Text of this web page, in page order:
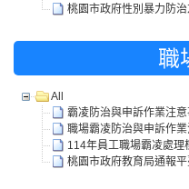
桃園市政府性別暴力防
職
All
霸凌防治與申訴作業注
職場霸凌防治與申訴作
114年員工職場霸凌處理
桃園市政府教育局通報